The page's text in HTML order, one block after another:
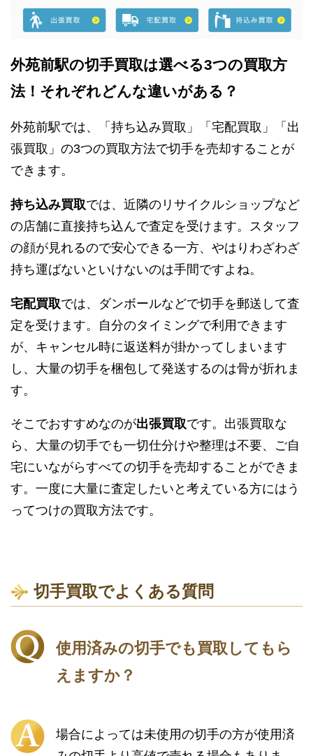
外苑前駅の切手買取は選べる3つの買取方
法！それぞれどんな違いがある？
外苑前駅では、「持ち込み買取」「宅配買取」「出
張買取」の3つの買取方法で切手を売却することが
できます。
持ち込み買取では、近隣のリサイクルショップなど
の店舗に直接持ち込んで査定を受けます。スタッフ
の顔が見れるので安心できる一方、やはりわざわざ
持ち運ばないといけないのは手間ですよね。
宅配買取では、ダンボールなどで切手を郵送して査
定を受けます。自分のタイミングで利用できます
が、キャンセル時に返送料が掛かってしまいます
し、大量の切手を梱包して発送するのは骨が折れま
す。
そこでおすすめなのが出張買取です。出張買取な
ら、大量の切手でも一切仕分けや整理は不要、ご自
宅にいながらすべての切手を売却することができま
す。一度に大量に査定したいと考えている方にはう
ってつけの買取方法です。
切手買取でよくある質問
使用済みの切手でも買取してもら
えますか？
場合によっては未使用の切手の方が使用済